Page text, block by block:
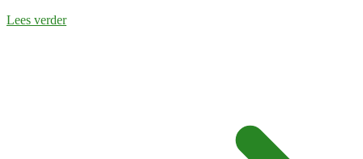
Lees verder